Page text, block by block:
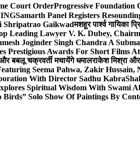
Court OrderProgressive Foundation
Samarth Panel Registers
Shripatrao Gaikwadमशहूर पार्श्व गायिका
Leading Lawyer V. K. Dubey,
Joginder Singh Chandra A
Prestigious Awards For Short Films
बबलू चक्रवर्ती मचायेंगे धमालराकेश मिश्रा और
Seema Pahwa, Zakir
With Director Sadhu Kabra
Spiritual Wisdom With Swami
Birds” Solo Show Of Paintings By